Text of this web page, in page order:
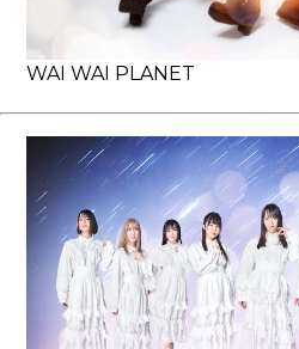
WAI WAI PLANET